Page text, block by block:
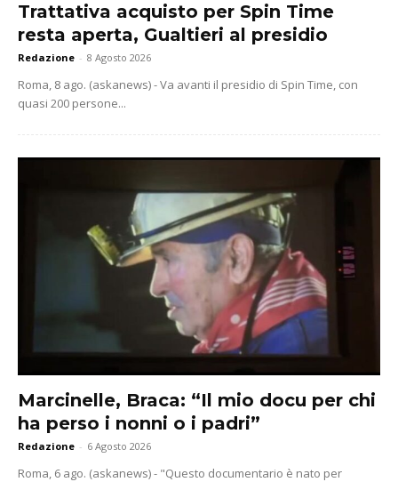
Trattativa acquisto per Spin Time
resta aperta, Gualtieri al presidio
Redazione - 8 Agosto 2026
Roma, 8 ago. (askanews) - Va avanti il presidio di Spin Time, con
quasi 200 persone...
Marcinelle, Braca: “Il mio docu per chi
ha perso i nonni o i padri”
Redazione - 6 Agosto 2026
Roma, 6 ago. (askanews) - "Questo documentario è nato per